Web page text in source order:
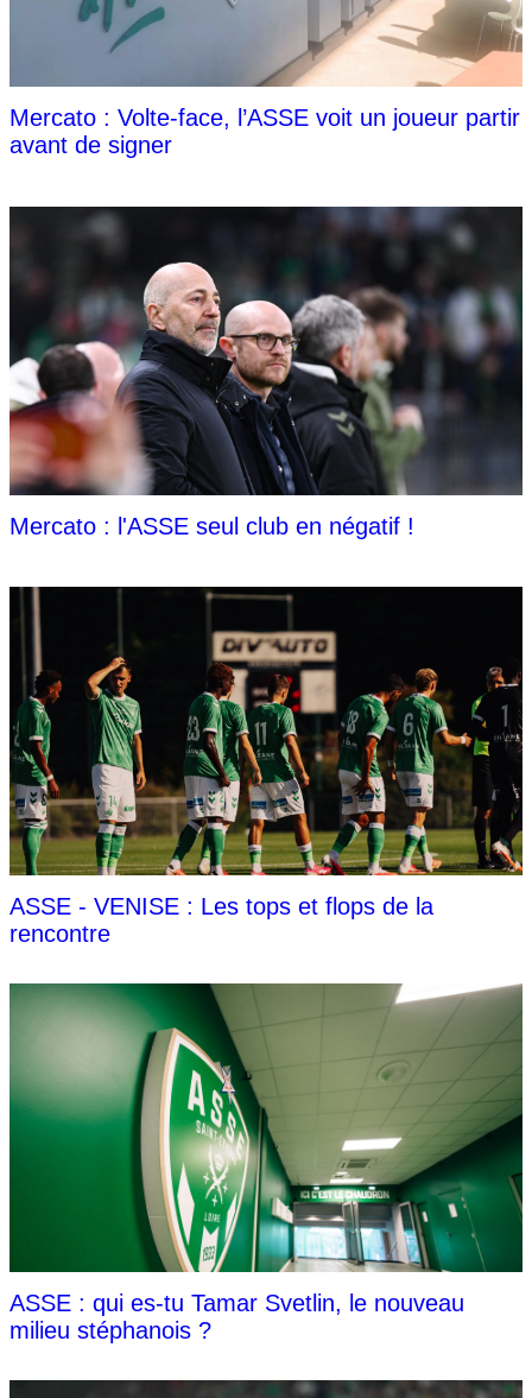
Mercato : Volte-face, l’ASSE voit un joueur partir
avant de signer
Mercato : l'ASSE seul club en négatif !
ASSE - VENISE : Les tops et flops de la
rencontre
ASSE : qui es-tu Tamar Svetlin, le nouveau
milieu stéphanois ?